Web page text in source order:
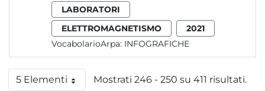
LABORATORI
ELETTROMAGNETISMO
2021
VocabolarioArpa: INFOGRAFICHE
5 ElementiPer paginaMostrati 246 - 250 su 411 risultati.